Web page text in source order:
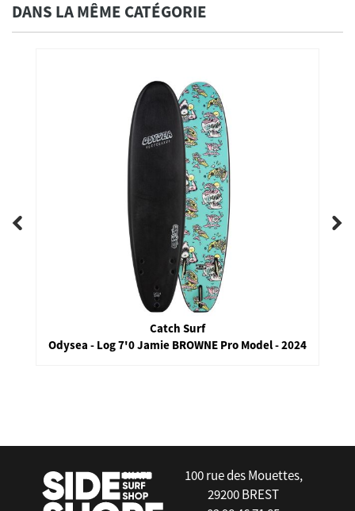
DANS LA MÊME CATÉGORIE
Catch Surf
Odysea - Log 7'0 Jamie BROWNE Pro Model - 2024
100 rue des Mouettes,
29200 BREST